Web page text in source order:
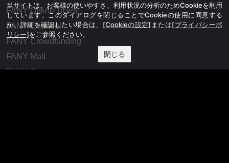
FANY Online Ticket
FANY Channel
FANY Crowdfunding
FANY Mall
FANY Commu
当サイトは、お客様の使いやすさ、利用状況の分析のためCookieを利用
しています。このダイアログを閉じることでCookieの使用に同意する
か、詳細を確認したい場合は、 [Cookieの設定] または[プライバシーポ
リシー]をご参照ください。
閉じる